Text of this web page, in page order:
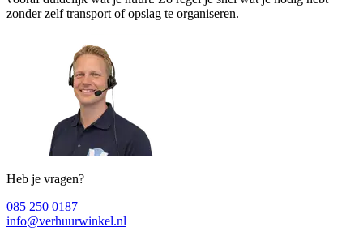
zonder zelf transport of opslag te organiseren.
Heb je vragen?
085 250 0187
info@verhuurwinkel.nl